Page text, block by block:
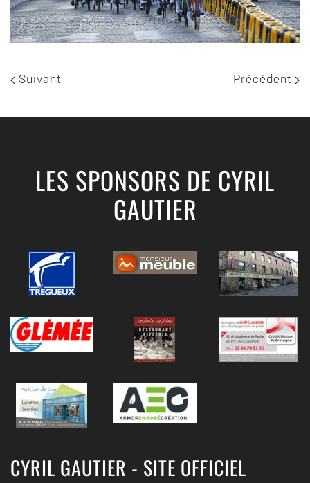
Suivant Précédent
LES SPONSORS DE CYRIL
GAUTIER
CYRIL GAUTIER - SITE OFFICIEL